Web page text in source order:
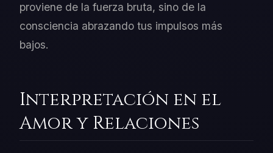
proviene de la fuerza bruta, sino de la
consciencia abrazando tus impulsos más
bajos.
Interpretación en el
Amor y Relaciones